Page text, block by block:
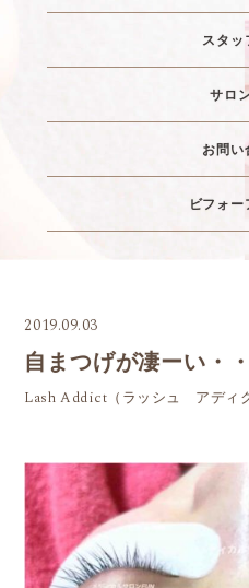
スタッ
サロ
お問い
ビフォ
2019.09.03
自まつげが凄ーい・
Lash Addict（ラッシュ アディク